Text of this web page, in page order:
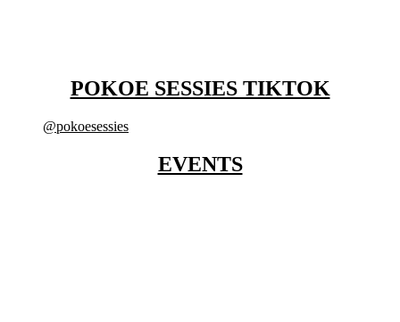
POKOE SESSIES TIKTOK
@pokoesessies
EVENTS